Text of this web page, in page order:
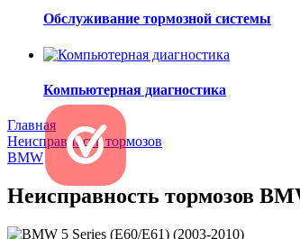
Обслуживание тормозной системы
Компьютерная диагностика
Главная
Неисправность тормозов
BMW
Неисправность тормозов